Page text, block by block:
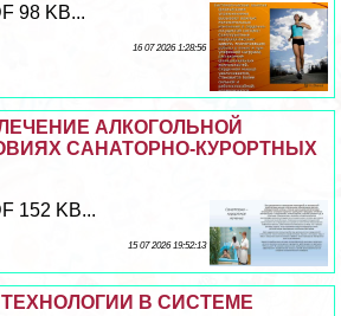
98 KB...
16 07 2026 1:28:56
АЛКОГОЛЬНОЙ
САНАТОРНО-КУРОРТНЫХ
152 KB...
15 07 2026 19:52:13
В СИСТЕМЕ